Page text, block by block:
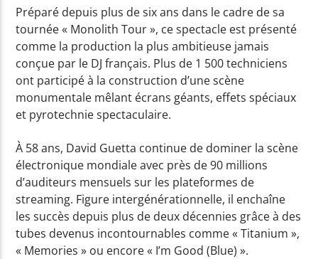
FEVERBALL
18:00 19:59
Yellow Radio
Yellow Riviera
Yellow Party
Préparé depuis plus de six ans dans le cadre de sa
tournée « Monolith Tour », ce spectacle est présenté
comme la production la plus ambitieuse jamais
conçue par le DJ français. Plus de 1 500 techniciens
ont participé à la construction d’une scène
monumentale mêlant écrans géants, effets spéciaux
et pyrotechnie spectaculaire.
À 58 ans, David Guetta continue de dominer la scène
électronique mondiale avec près de 90 millions
d’auditeurs mensuels sur les plateformes de
streaming. Figure intergénérationnelle, il enchaîne
les succès depuis plus de deux décennies grâce à des
tubes devenus incontournables comme « Titanium »,
« Memories » ou encore « I’m Good (Blue) ».